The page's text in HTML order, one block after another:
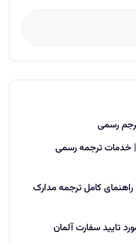
رسمی
| خدمات ترجمه رسمی
کامل ترجمه مدارک
تایید سفارت آلمان